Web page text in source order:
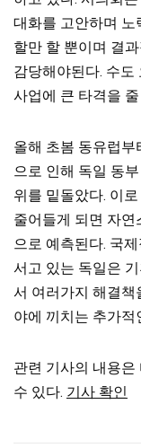
대화를 고안하며 노
할만 할 뿐이며 결
감당해야된다. 수도
사업에 큰 타격을
올해 초봄 동유럽
으로 인해 독일 동
위를 밑돌았다. 이
줄어들게 되면 자
으로 예측된다. 국
서고 있는 독일은
서 여러가지 해결책
야에 끼치는 추가적
관련 기사의 내용
수 있다. 기사 확인